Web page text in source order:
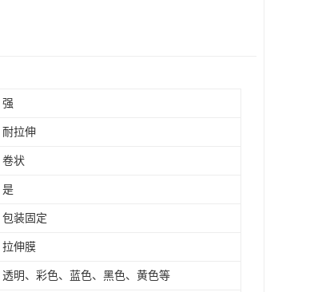
强
耐拉伸
卷状
是
包装固定
拉伸膜
透明、彩色、蓝色、黑色、黄色等